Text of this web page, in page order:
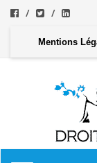
Mentions